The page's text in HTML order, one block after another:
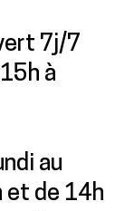
7j/7
à
au
et de 14h